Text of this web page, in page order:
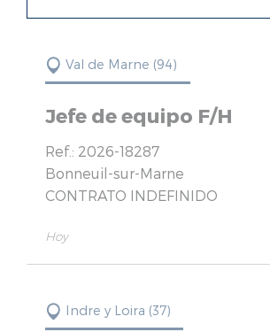
Bureau d'études
Val de Marne (94)
Jefe de equipo F/H
Ref.: 2026-18287
Bonneuil-sur-Marne
CONTRATO INDEFINIDO
Hoy
Indre y Loira (37)